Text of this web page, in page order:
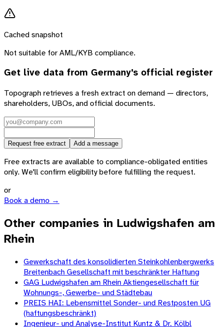
Cached snapshot
Not suitable for AML/KYB compliance.
Get live data from Germany's official register
Topograph retrieves a fresh extract on demand — directors,
shareholders, UBOs, and official documents.
Request free extract Add a message
Free extracts are available to compliance-obligated entities
only. We'll confirm eligibility before fulfilling the request.
or
Book a demo →
Other companies in Ludwigshafen am
Rhein
Gewerkschaft des konsolidierten Steinkohlenbergwerks
Breitenbach Gesellschaft mit beschränkter Haftung
GAG Ludwigshafen am Rhein Aktiengesellschaft für
Wohnungs-, Gewerbe- und Städtebau
PREIS HAI: Lebensmittel Sonder- und Restposten UG
(haftungsbeschränkt)
Ingenieur- und Analyse-Institut Kuntz & Dr. Kölbl